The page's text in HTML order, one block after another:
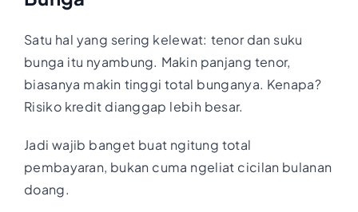
Satu hal yang sering kelewat: tenor dan suku
bunga itu nyambung. Makin panjang tenor,
biasanya makin tinggi total bunganya. Kenapa?
Risiko kredit dianggap lebih besar.
Jadi wajib banget buat ngitung total
pembayaran, bukan cuma ngeliat cicilan bulanan
doang.